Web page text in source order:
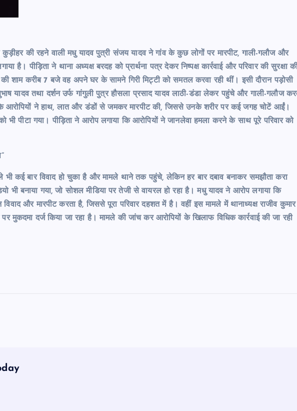
की रहने वाली मधु यादव पुत्री संजय यादव ने गांव के कुछ लोगों पर मारपीट, गाली-गलौज और
है। पीड़िता ने थाना अध्यक्ष बरदह को प्रार्थना पत्र देकर निष्पक्ष कार्रवाई और परिवार की सुरक्षा
शाम करीब 7 बजे वह अपने घर के सामने गिरी मिट्टी को समतल करवा रही थीं। इसी दौरान पड़ोसी
यादव तथा दर्शन उर्फ गांगुली पुत्र हौसला प्रसाद यादव लाठी-डंडा लेकर पहुंचे और गाली-गलौज
आरोपियों ने हाथ, लात और डंडों से जमकर मारपीट की, जिससे उनके शरीर पर कई जगह चोटें आईं।
पीटा गया। पीड़िता ने आरोप लगाया कि आरोपियों ने जानलेवा हमला करने के साथ पूरे परिवार को
भी कई बार विवाद हो चुका है और मामले थाने तक पहुंचे, लेकिन हर बार दबाव बनाकर समझौता करा
भी बनाया गया, जो सोशल मीडिया पर तेजी से वायरल हो रहा है। मधु यादव ने आरोप लगाया कि
विवाद और मारपीट करता है, जिससे पूरा परिवार दहशत में है। वहीं इस मामले में थानाध्यक्ष राजीव कुमार
मुकदमा दर्ज किया जा रहा है। मामले की जांच कर आरोपियों के खिलाफ विधिक कार्रवाई की जा रही